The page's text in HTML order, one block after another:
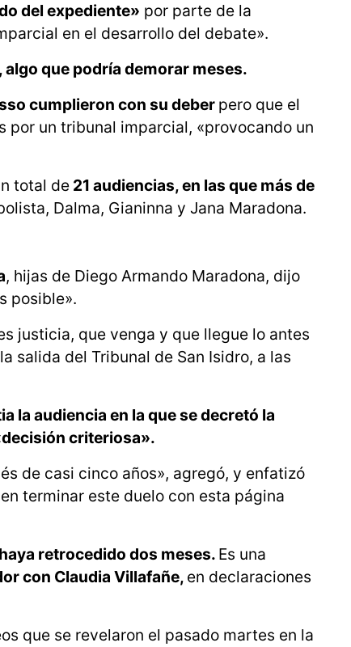
del expediente» por parte de la
en el desarrollo del debate».
que podría demorar meses.
cumplieron con su deber pero que el
por un tribunal imparcial, «provocando un
total de 21 audiencias, en las que más de
Dalma, Gianinna y Jana Maradona.
, hijas de Diego Armando Maradona, dijo
posible».
justicia, que venga y que llegue lo antes
salida del Tribunal de San Isidro, a las
la audiencia en la que se decretó la
criteriosa».
de casi cinco años», agregó, y enfatizó
terminar este duelo con esta página
retrocedido dos meses. Es una
con Claudia Villafañe, en declaraciones
que se revelaron el pasado martes en la